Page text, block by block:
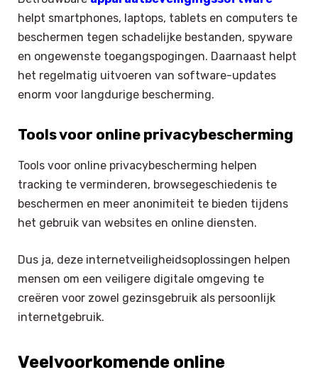
helpt smartphones, laptops, tablets en computers te
beschermen tegen schadelijke bestanden, spyware
en ongewenste toegangspogingen. Daarnaast helpt
het regelmatig uitvoeren van software-updates
enorm voor langdurige bescherming.
Tools voor online privacybescherming
Tools voor online privacybescherming helpen
tracking te verminderen, browsegeschiedenis te
beschermen en meer anonimiteit te bieden tijdens
het gebruik van websites en online diensten.
Dus ja, deze internetveiligheidsoplossingen helpen
mensen om een veiligere digitale omgeving te
creëren voor zowel gezinsgebruik als persoonlijk
internetgebruik.
Veelvoorkomende online